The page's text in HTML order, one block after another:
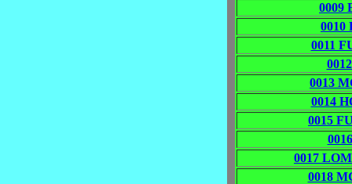
0009
0010
0011
0013
0014
0015
0017
0018